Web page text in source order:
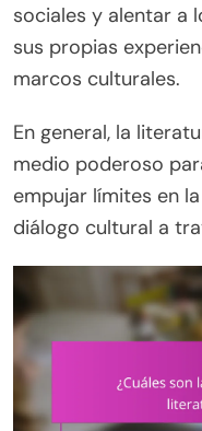
sociales y alentar a
sus propias
marcos culturales.
En general, la
medio poderoso
empujar límites en
diálogo cultural a